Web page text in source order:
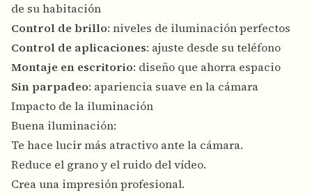
de su habitación
Control de brillo: niveles de iluminación perfectos
Control de aplicaciones: ajuste desde su teléfono
Montaje en escritorio: diseño que ahorra espacio
Sin parpadeo: apariencia suave en la cámara
Impacto de la iluminación
Buena iluminación:
Te hace lucir más atractivo ante la cámara.
Reduce el grano y el ruido del vídeo.
Crea una impresión profesional.